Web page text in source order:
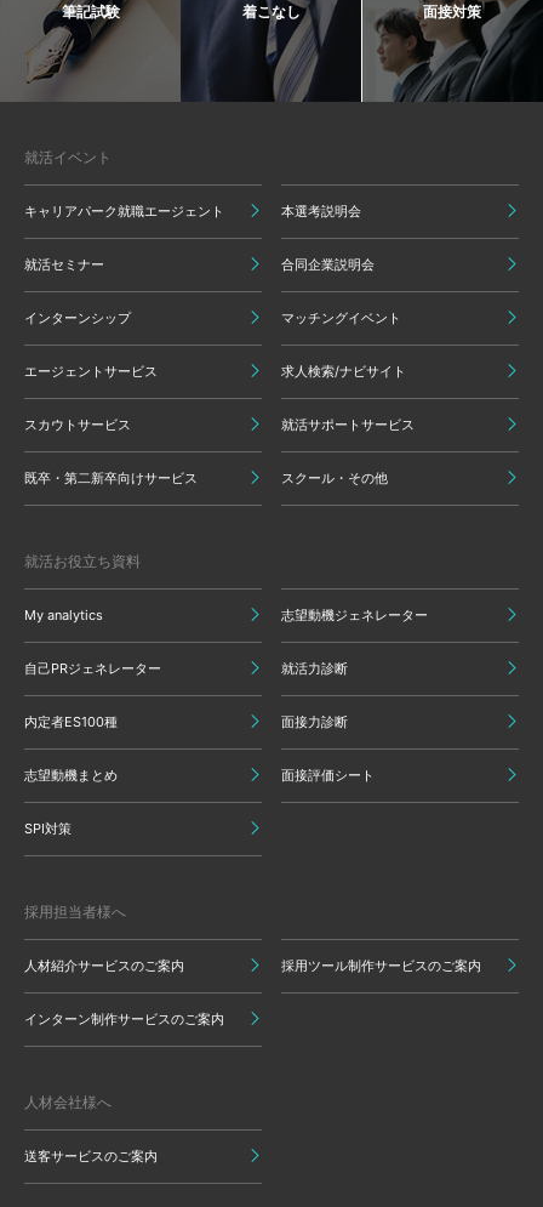
筆記試験 着こなし 面接対策
就活イベント
キャリアパーク就職エージェント 本選考説明会
就活セミナー 合同企業説明会
インターンシップ マッチングイベント
エージェントサービス 求人検索/ナビサイト
スカウトサービス 就活サポートサービス
既卒・第二新卒向けサービス スクール・その他
就活お役立ち資料
My analytics 志望動機ジェネレーター
自己PRジェネレーター 就活力診断
内定者ES100種 面接力診断
志望動機まとめ 面接評価シート
SPI対策
採用担当者様へ
人材紹介サービスのご案内 採用ツール制作サービスのご案内
インターン制作サービスのご案内
人材会社様へ
送客サービスのご案内